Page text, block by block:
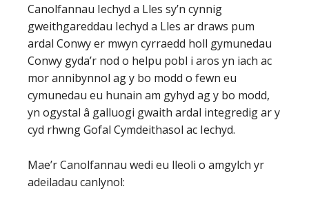
Canolfannau Iechyd a Lles sy’n cynnig
gweithgareddau Iechyd a Lles ar draws pum
ardal Conwy er mwyn cyrraedd holl gymunedau
Conwy gyda’r nod o helpu pobl i aros yn iach ac
mor annibynnol ag y bo modd o fewn eu
cymunedau eu hunain am gyhyd ag y bo modd,
yn ogystal â galluogi gwaith ardal integredig ar y
cyd rhwng Gofal Cymdeithasol ac Iechyd.
Mae’r Canolfannau wedi eu lleoli o amgylch yr
adeiladau canlynol: